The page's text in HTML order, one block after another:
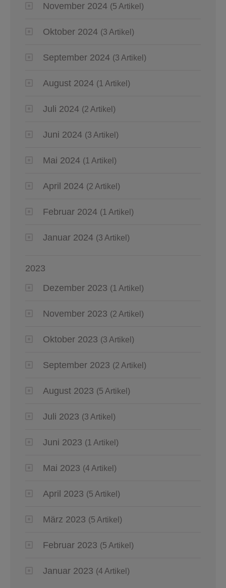
November 2024 (5 Artikel)
Oktober 2024 (3 Artikel)
September 2024 (3 Artikel)
August 2024 (1 Artikel)
Juli 2024 (2 Artikel)
Juni 2024 (3 Artikel)
Mai 2024 (1 Artikel)
April 2024 (2 Artikel)
Februar 2024 (1 Artikel)
Januar 2024 (3 Artikel)
2023
Dezember 2023 (1 Artikel)
November 2023 (2 Artikel)
Oktober 2023 (3 Artikel)
September 2023 (2 Artikel)
August 2023 (5 Artikel)
Juli 2023 (3 Artikel)
Juni 2023 (1 Artikel)
Mai 2023 (4 Artikel)
April 2023 (5 Artikel)
März 2023 (5 Artikel)
Februar 2023 (5 Artikel)
Januar 2023 (4 Artikel)